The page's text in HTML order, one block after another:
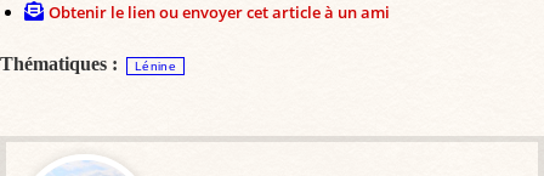
Obtenir le lien ou envoyer cet article à un ami
Thématiques : Lénine